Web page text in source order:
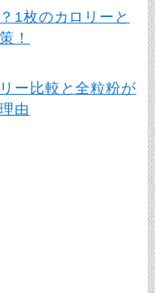
1枚のカロリーと
！
ー比較と全粒粉が
由